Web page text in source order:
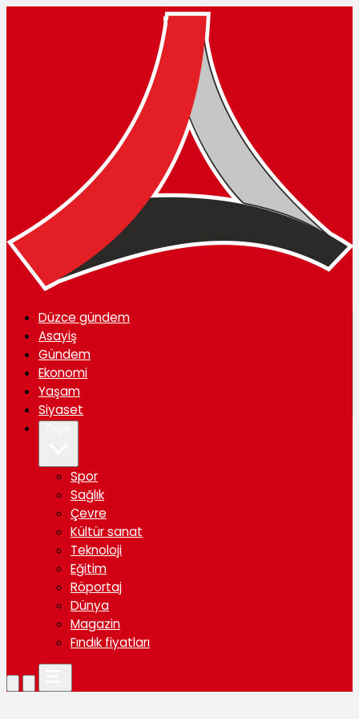
Düzce gündem
Asayiş
Gündem
Ekonomi
Yaşam
Siyaset
Spor
Sağlık
Çevre
Kültür sanat
Teknoloji
Eğitim
Röportaj
Dünya
Magazin
Fındık fiyatları